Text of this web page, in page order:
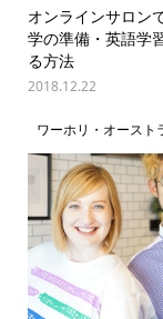
オンラインサロン
学の準備・英語学
る方法
2018.12.22
ワーホリ・オースト